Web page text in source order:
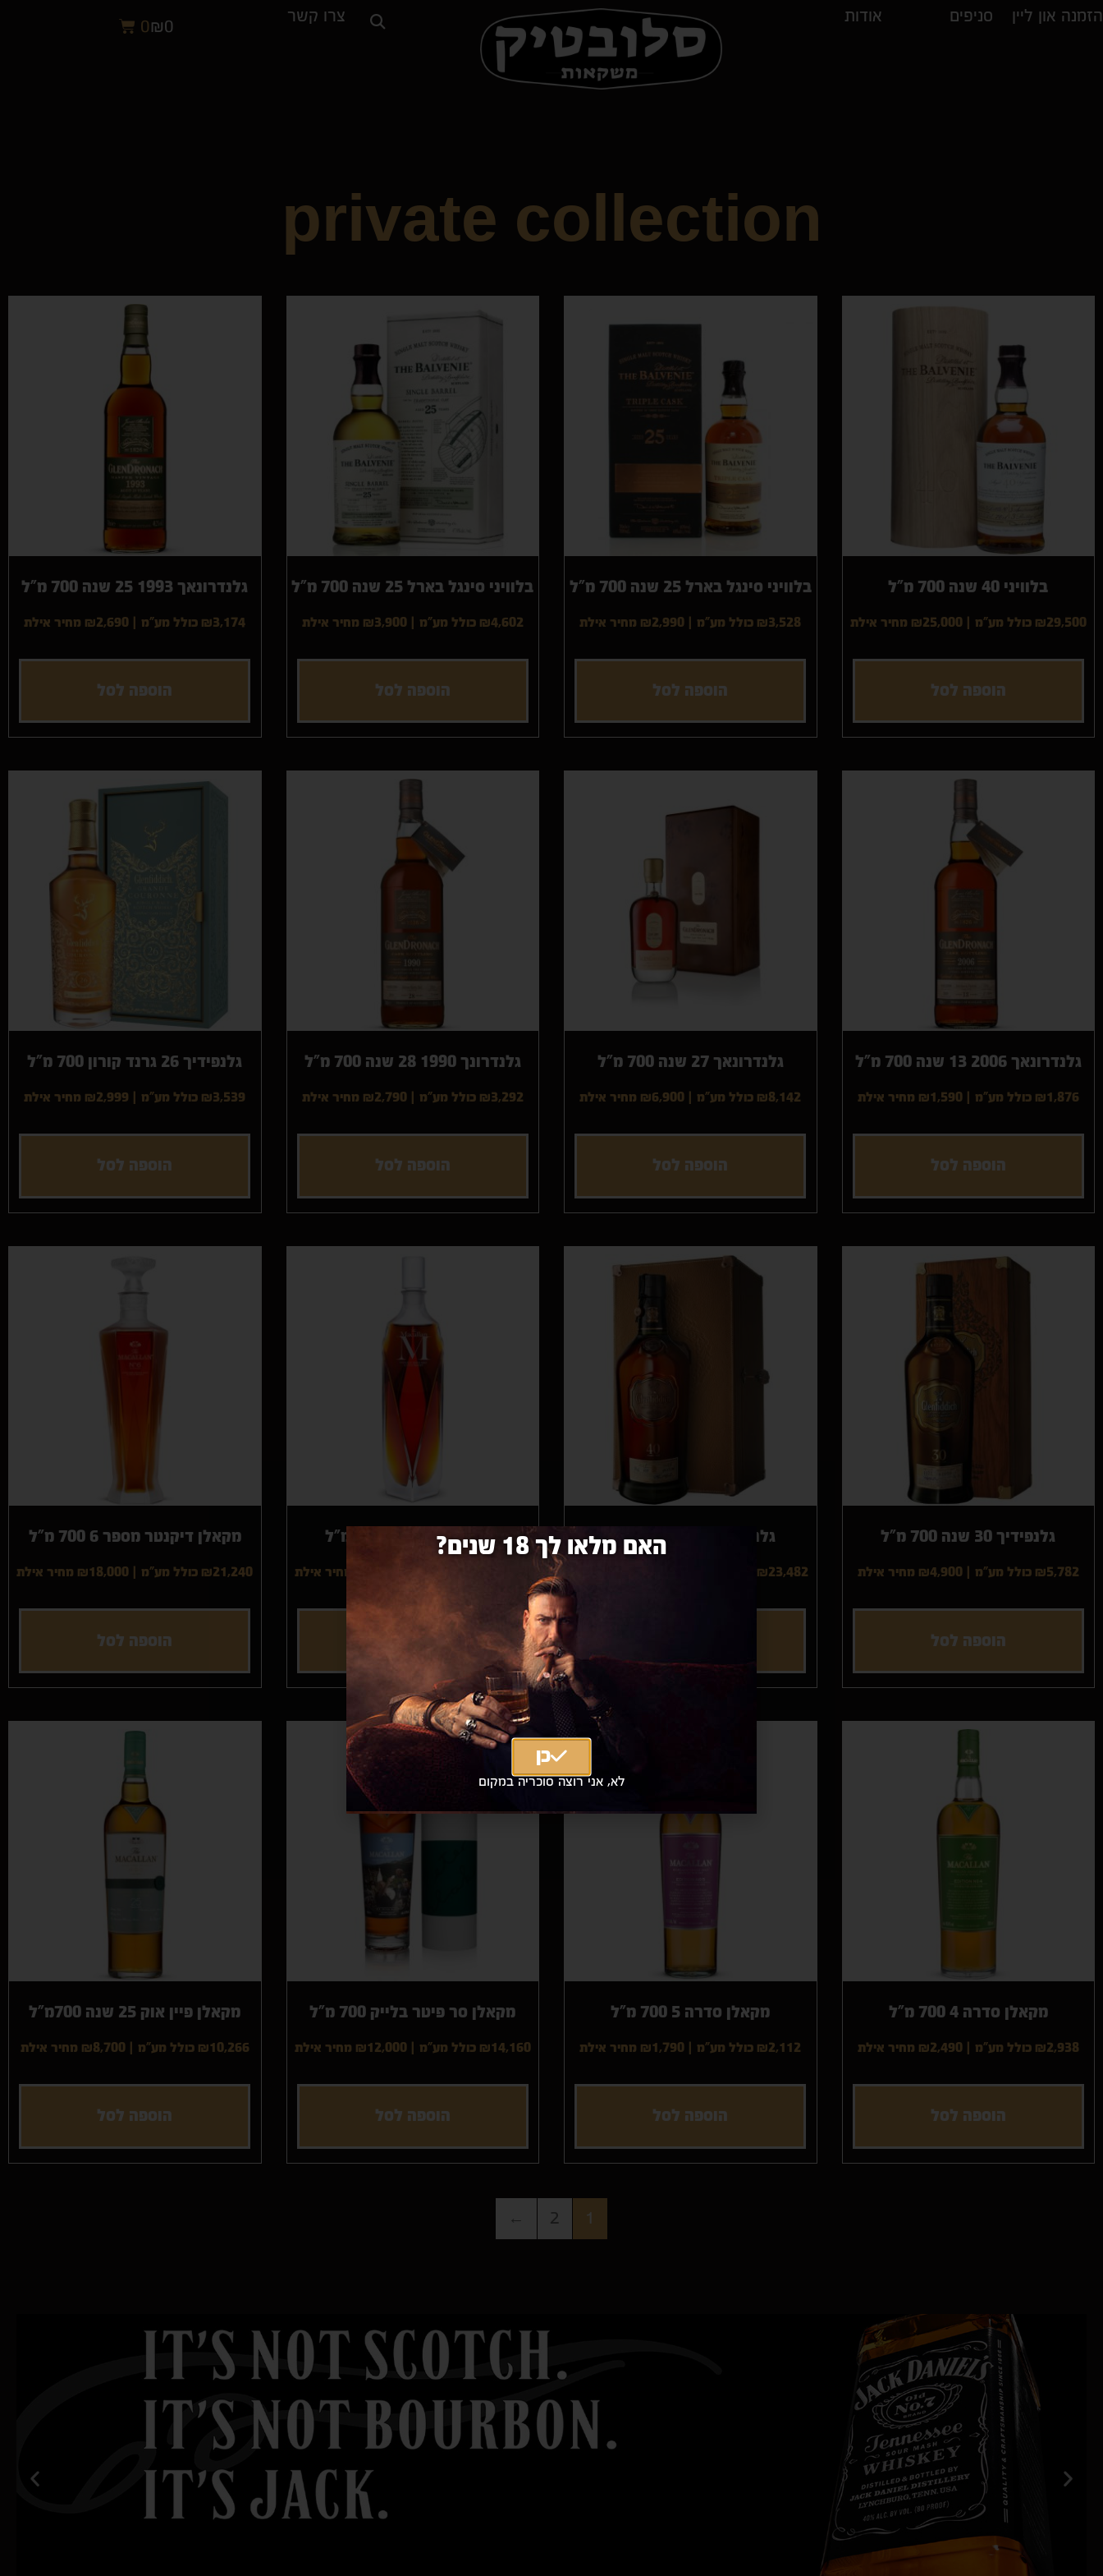
הזמנה און ליין
אביזרים וכוסות
אפריטיף/דיז'סטיף
הצג מוצרים
הצג מוצרים
סניפים אודות צרו קשר
₪0
0
private collection
בלוויני 40 שנה 700 מ"ל
₪29,500 כולל מע"מ |
₪25,000 מחיר אילת
הוספה לסל
בלוויני סינגל בארל 25 שנה 700 מ"ל
₪3,528 כולל מע"מ ₪2,990 מחיר אילת
הוספה לסל
בלוויני סינגל בארל 25 שנה 700 מ"ל
₪4,602 כולל מע"מ |
₪3,900 מחיר אילת
הוספה לסל
גלנדרונאך 1993 25 שנה 700 מ"ל
₪3,174 כולל מע"מ ₪2,690 מחיר אילת
הוספה לסל
גלנדרונאך 2006 13 שנה 700 מ"ל
₪1,876 כולל מע"מ |
₪1,590 מחיר אילת
הוספה לסל
גלנדרונאך 27 שנה 700 מ"ל
₪8,142 כולל מע"מ ₪6,900 מחיר אילת
הוספה לסל
גלנדרונך 1990 28 שנה 700 מ"ל
₪3,292 כולל מע"מ |
₪2,790 מחיר אילת
הוספה לסל
גלנפידיך 26 גרנד קורון 700 מ"ל
₪3,539 כולל מע"מ ₪2,999 מחיר אילת
הוספה לסל
גלנפידיך 30 שנה 700 מ"ל
₪5,782 כולל מע"מ |
₪4,900 מחיר אילת
הוספה לסל
גלנפידיך 40 שנה 700מ"ל
₪23,482 כולל מע"מ
מקאלן M דיקנטר 700 מ"ל
מחיר אילת
הוספה לסל
מקאלן דיקנטר מספר 6 700 מ"ל
₪21,240 כולל מע"מ ₪18,000 מחיר אילת
הוספה לסל
מקאלן סדרה 4 700 מ"ל
₪2,938 כולל מע"מ |
₪2,490 מחיר אילת
הוספה לסל
מקאלן סדרה 5 700 מ"ל
₪2,112 כולל מע"מ ₪1,790 מחיר אילת
הוספה לסל
מקאלן סר פיטר בלייק 700 מ"ל
₪14,160 כולל מע"מ |
₪12,000 מחיר אילת
הוספה לסל
מקאלן פיין אוק 25 שנה 700מ"ל
₪10,266 כולל מע"מ |
₪8,700 מחיר אילת
הוספה לסל
1
2
←
האם מלאו לך 18 שנים?
כן
לא, אני רוצה סוכריה במקום